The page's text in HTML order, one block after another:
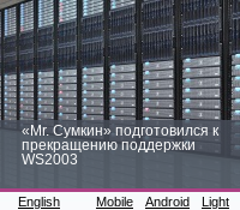
«Mr. Сумкин» подготовился к
прекращению поддержки
WS2003
English Mobile Android Light